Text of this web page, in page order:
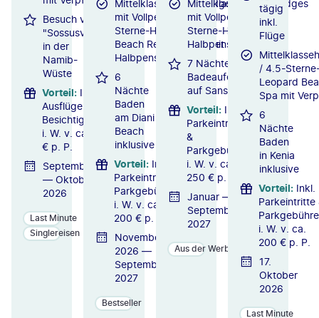
Besuch von
"Sossusvlei"
in der
Namib-
Wüste
Vorteil: Inkl.
Ausflüge &
Besichtigungen
i. W. v. ca. 200
€ p. P.
September
— Oktober
2026
Last Minute
Singlereisen
Mittelklassehotels/Lodges
mit Vollpension / 4.5-
Sterne-Hotel Leopard
Beach Resort & SPA mit
Halbpension
6
Nächte
Baden
am Diani
Beach
inklusive
Vorteil: Inkl.
Parkeintritte &
Parkgebühren
i. W. v. ca.
200 € p. P.
November
2026 —
September
2027
Bestseller
Mittelklassehotels/Lodges
mit Vollpension / 4-
Sterne-Hotel mit
Halbpension
7 Nächte
Badeaufenthalt
auf Sansibar
Vorteil: Inkl.
Parkeintritten
&
Parkgebühren
i. W. v. ca.
250 € p. P.
Januar —
September
2027
Aus der Werbung
tägig
inkl.
Flüge
/ 4.5-
Leopard
Spa mit
6
Nächte
Baden
in Kenia
inklusive
Vorteil: Inkl.
Parkeintritte
i. W. v. ca.
200 € p. P.
17.
Oktober
2026
Last Minute